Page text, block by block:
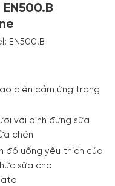
EN500.B
diện cảm ứng trang
với bình đựng sữa
chén
đồ uống yêu thích của
sữa cho